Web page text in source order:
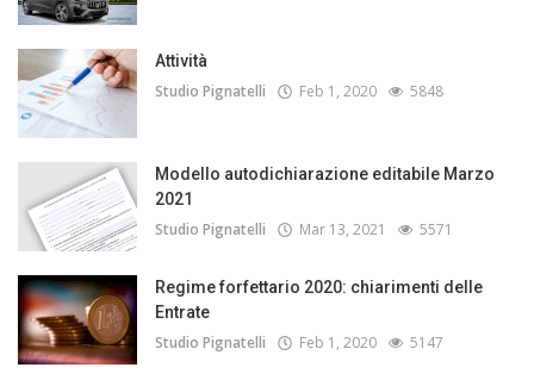
Attività
Studio Pignatelli Feb 1, 2020 5848
Modello autodichiarazione editabile Marzo
2021
Studio Pignatelli Mar 13, 2021 5571
Regime forfettario 2020: chiarimenti delle
Entrate
Studio Pignatelli Feb 1, 2020 5147